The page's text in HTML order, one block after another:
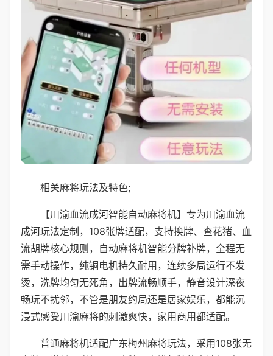
相关麻将玩法及特色;
【川渝血流成河智能自动麻将机】专为川渝血流
成河玩法定制，108张牌适配，支持换牌、查花猪、血
流胡牌核心规则，自动麻将机智能分牌补牌，全程无
需手动操作，纯铜电机持久耐用，连续多局运行不发
烫，洗牌均匀无死角，出牌流畅顺手，静音设计深夜
畅玩不扰邻，不管是朋友约局还是居家娱乐，都能沉
浸式感受川渝麻将的刺激爽快，家用商用都适配。
普通麻将机适配广东梅州麻将玩法，采用108张无